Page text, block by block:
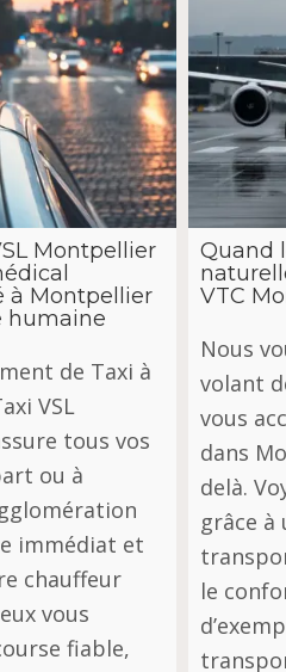
Montpellier
à Montpellier
humaine
de Taxi à
VSL
tous vos
ou à
immédiat et
chauffeur
vous
fiable,
Quand
VTC
Nous
volant
vous
dans
delà.
grâce à
le